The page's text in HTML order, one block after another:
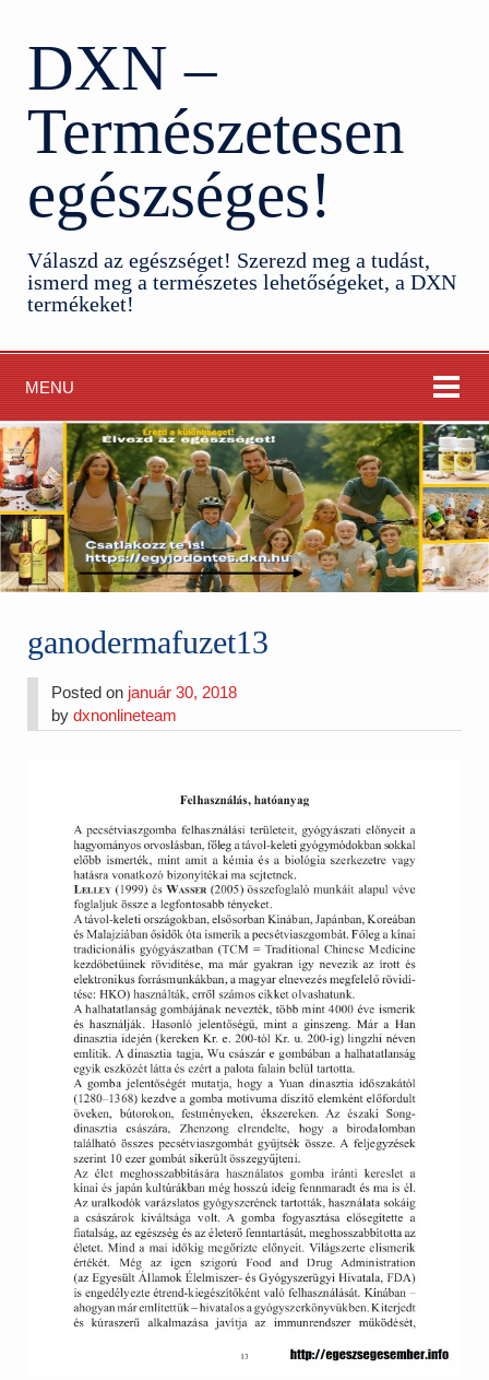
DXN –
Természetesen
egészséges!
Válaszd az egészséget! Szerezd meg a tudást,
ismerd meg a természetes lehetőségeket, a DXN
termékeket!
MENU
ganodermafuzet13
Posted on január 30, 2018
bydxnonlineteam